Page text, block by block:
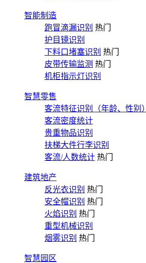
智能制造
跑冒滴漏识别 热门
护目镜识别
下料口堵塞识别 热门
皮带传输监测 热门
机柜指示灯识别
智慧零售
客流特征识别（年龄、性别）
客流密度统计
贵重物品识别
扶梯大件行李识别
客流/人数统计 热门
建筑地产
反光衣识别 热门
安全帽识别 热门
火焰识别 热门
重型机械识别
烟雾识别 热门
智慧园区